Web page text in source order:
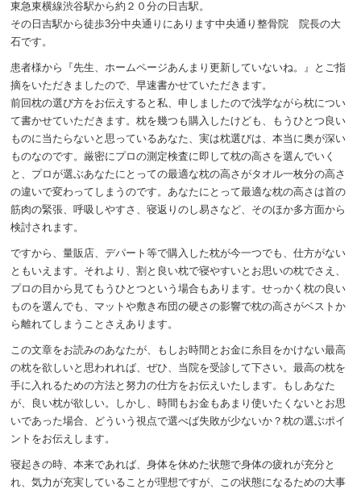
東急東横線渋谷駅から約２０分の日吉駅。
その日吉駅から徒歩3分中央通りにあります中央通り整骨院 院長の大
石です。
患者様から『先生、ホームページあんまり更新していないね。』とご指
摘をいただきましたので、早速書かせていただきます。
前回枕の選び方をお伝えすると私、申しましたので浅学ながら枕につい
て書かせていただきます。枕を幾つも購入したけども、もうひとつ良い
ものに当たらないと思っているあなた、実は枕選びは、本当に奥が深い
ものなのです。厳密にプロの測定検査に即して枕の高さを選んでいく
と、プロが選ぶあなたにとっての最適な枕の高さがタオル一枚分の高さ
の違いで変わってしまうのです。あなたにとって最適な枕の高さは首の
筋肉の緊張、呼吸しやすさ、寝返りのし易さなど、そのほか多方面から
検討されます。
ですから、量販店、デパート等で購入した枕が今一つでも、仕方がない
ともいえます。それより、割と良い枕で寝やすいとお思いの枕でさえ、
プロの目から見てもうひとつという場合もあります。せっかく枕の良い
ものを選んでも、マットや敷き布団の硬さの影響で枕の高さがベストか
ら離れてしまうことさえあります。
この文章をお読みのあなたが、もしお時間とお金に糸目をかけない最高
の枕を欲しいと思われれば、ぜひ、当院を受診して下さい。最高の枕を
手に入れるための方法と努力の仕方をお伝えいたします。もしあなた
が、良い枕が欲しい。しかし、時間もお金もあまり使いたくないとお思
いであった場合、どういう視点で選べば失敗が少ないか？枕の選ぶポイ
ントをお伝えします。
寝起きの時、本来であれば、身体を休めた状態で身体の疲れが充分と
れ、気力が充実していることが理想ですが、この状態になるための大事